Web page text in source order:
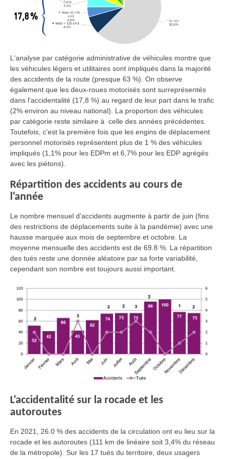
L'analyse par catégorie administrative de véhicules montre que
les véhicules légers et utilitaires sont impliqués dans la majorité
des accidents de la route (presque 63 %). On observe
également que les deux-roues motorisés sont surreprésentés
dans l'accidentalité (17,8 %) au regard de leur part dans le trafic
(2% environ au niveau national). La proportion des véhicules
par catégorie reste similaire à celle des années précédentes.
Toutefois, c'est la première fois que les engins de déplacement
personnel motorisés représentent plus de 1 % des véhicules
impliqués (1,1% pour les EDPm et 6,7% pour les EDP agrégés
avec les piétons).
Répartition des accidents au cours de
l'année
Le nombre mensuel d'accidents augmente à partir de juin (fins
des restrictions de déplacements suite à la pandémie) avec une
hausse marquée aux mois de septembre et octobre. La
moyenne mensuelle des accidents est de 69.8 %. La répartition
des tués reste une donnée aléatoire par sa forte variabilité,
cependant son nombre est toujours aussi important.
L'accidentalité sur la rocade et les
autoroutes
En 2021, 26.0 % des accidents de la circulation ont eu lieu sur la
rocade et les autoroutes (111 km de linéaire soit 3,4% du réseau
de la métropole). Sur les 17 tués du territoire, deux usagers